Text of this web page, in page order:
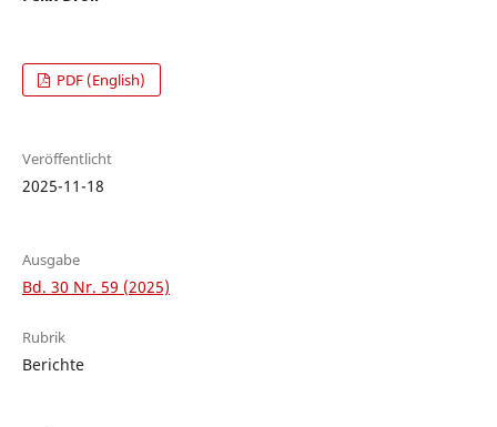
PDF (English)
Veröffentlicht
2025-11-18
Ausgabe
Bd. 30 Nr. 59 (2025)
Rubrik
Berichte